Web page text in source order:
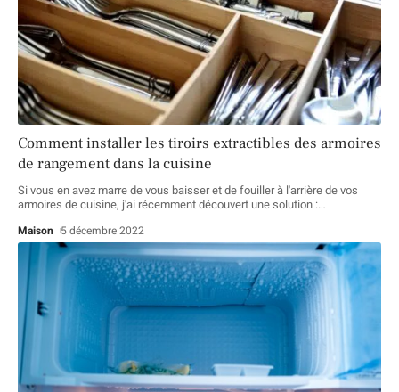
Comment installer les tiroirs extractibles des armoires
de rangement dans la cuisine
Si vous en avez marre de vous baisser et de fouiller à l'arrière de vos
armoires de cuisine, j'ai récemment découvert une solution :…
Maison 5 décembre 2022